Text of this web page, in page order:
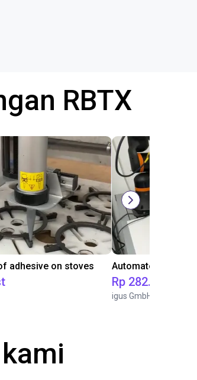
RBTX
adhesive on stoves
Rp 282.652.978
igus GmbH